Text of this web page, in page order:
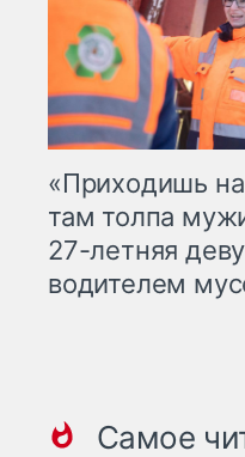
«Приходишь
там толпа
27-летняя
водителем
Самое